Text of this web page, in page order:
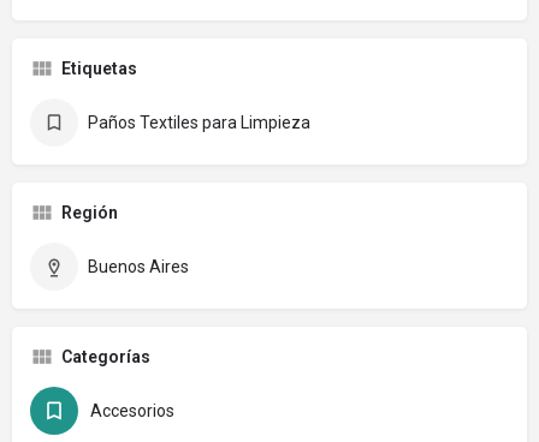
Etiquetas
Paños Textiles para Limpieza
Región
Buenos Aires
Categorías
Accesorios